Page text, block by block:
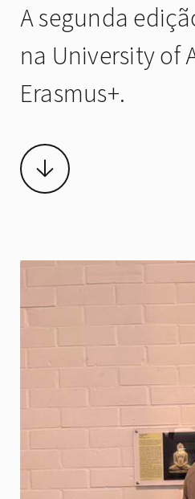
A segunda
na University of
Erasmus+.